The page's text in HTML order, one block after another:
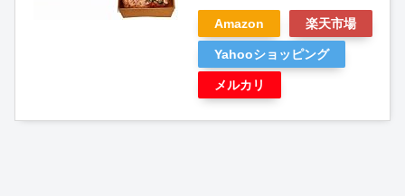
Amazon 楽天市場
Yahooショッピング
メルカリ